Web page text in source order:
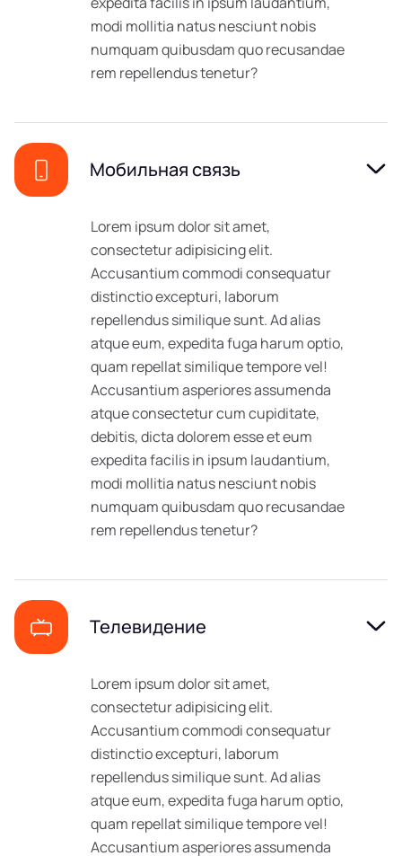
modi mollitia natus nesciunt nobis
numquam quibusdam quo recusandae
rem repellendus tenetur?
Мобильная связь
Lorem ipsum dolor sit amet,
consectetur adipisicing elit.
Accusantium commodi consequatur
distinctio excepturi, laborum
repellendus similique sunt. Ad alias
atque eum, expedita fuga harum optio,
quam repellat similique tempore vel!
Accusantium asperiores assumenda
atque consectetur cum cupiditate,
debitis, dicta dolorem esse et eum
expedita facilis in ipsum laudantium,
modi mollitia natus nesciunt nobis
numquam quibusdam quo recusandae
rem repellendus tenetur?
Телевидение
Lorem ipsum dolor sit amet,
consectetur adipisicing elit.
Accusantium commodi consequatur
distinctio excepturi, laborum
repellendus similique sunt. Ad alias
atque eum, expedita fuga harum optio,
quam repellat similique tempore vel!
Accusantium asperiores assumenda